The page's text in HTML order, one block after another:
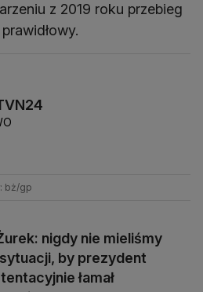
z 2019 roku przebieg
bż/gp
nigdy nie mieliśmy
by prezydent
łamał